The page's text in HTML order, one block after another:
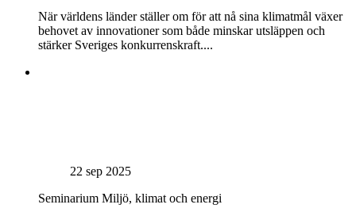
När världens länder ställer om för att nå sina klimatmål växer
behovet av innovationer som både minskar utsläppen och
stärker Sveriges konkurrenskraft....
22 sep 2025
Seminarium Miljö, klimat och energi